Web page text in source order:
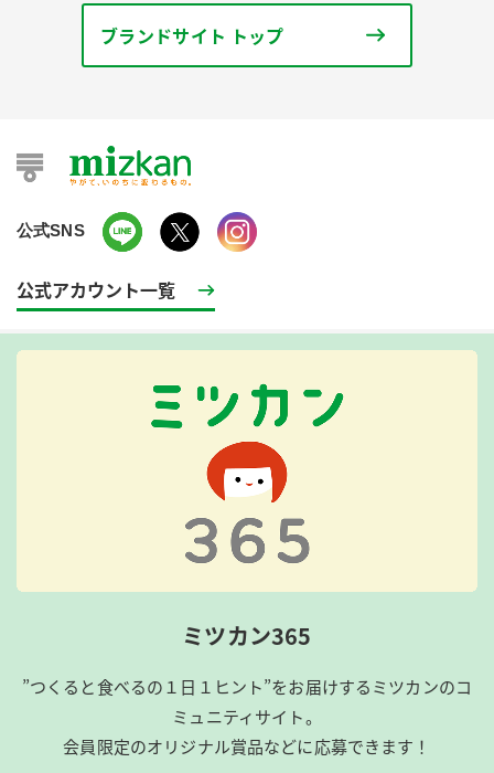
ブランドサイト トップ
公式SNS
公式アカウント一覧
ミツカン365
”つくると食べるの１日１ヒント”をお届けするミツカンのコ
ミュニティサイト。
会員限定のオリジナル賞品などに応募できます！